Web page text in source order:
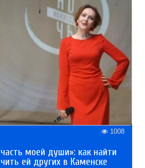
1008
моей души»: как найти
ей других в Каменске